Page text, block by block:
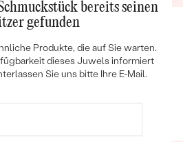
Eppi
bereits seinen
gefunden
Produkte, die auf Sie warten.
dieses Juwels informiert
Sie uns bitte Ihre E-Mail.